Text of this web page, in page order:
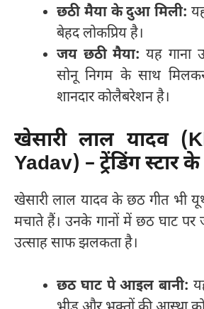
छठी मैया के दुआ मिली:
बेहद लोकप्रिय है।
जय छठी मैया: यह गाना
सोनू निगम के साथ
शानदार कोलैबरेशन है।
खेसारी लाल यादव
Yadav) – ट्रेंडिंग स्टार
खेसारी लाल यादव के छठ गीत भी
मचाते हैं। उनके गानों में छठ घाट पर
उत्साह साफ झलकता है।
छठ घाट पे आइल बानी: